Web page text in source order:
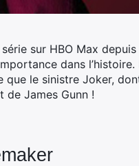
sur HBO Max depuis
dans l’histoire.
que le sinistre Joker,
de James Gunn !